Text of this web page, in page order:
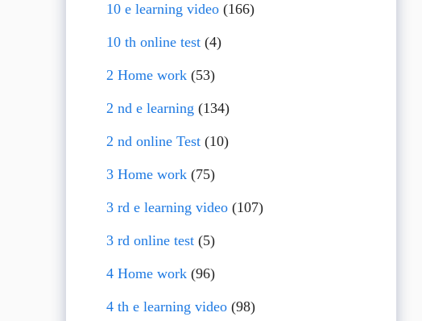
10 e learning video(166)
10 th online test(4)
2 Home work(53)
2 nd e learning (134)
2 nd online Test(10)
3 Home work(75)
3 rd e learning video(107)
3 rd online test(5)
4 Home work(96)
4 th e learning video(98)